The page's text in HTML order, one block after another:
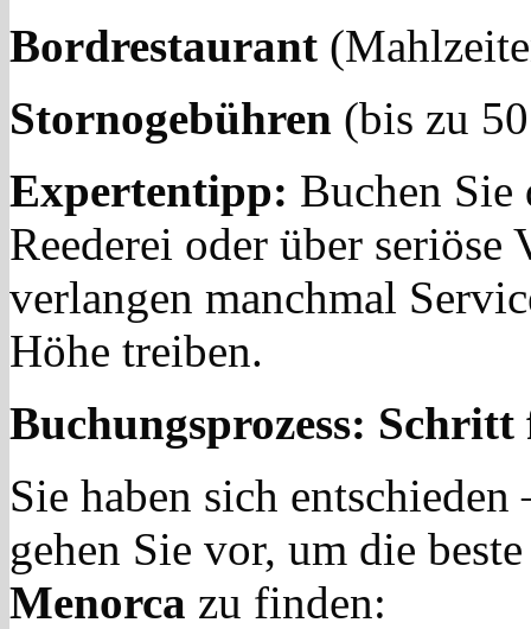
Bordrestaurant
Stornogebühren (bis zu
Expertentipp: Buchen Sie
Reederei oder über
verlangen manchmal
Höhe treiben.
Buchungsprozess:
Sie haben sich
gehen Sie vor, um die
Menorca zu finden: